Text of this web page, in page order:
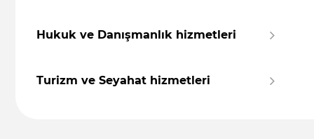
Hukuk ve Danışmanlık hizmetleri
Turizm ve Seyahat hizmetleri